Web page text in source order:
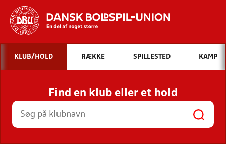
Hvad vil du søge efter?
INDHOLD OG NYHEDER
STILLINGER, RESULTATER, KLUBBER OG
HOLD
KLUB/HOLD RÆKKE SPILLESTED KAMP
Find en klub eller et hold